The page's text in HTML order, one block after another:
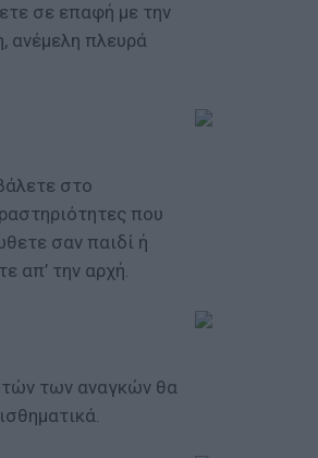
σε επαφή με την
ανέμελη πλευρά
στο
που
σαν παιδί ή
απ’ την αρχή.
των αναγκών θα